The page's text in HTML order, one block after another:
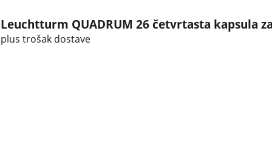
Leuchtturm QUADRUM 26 četvrtasta kapsula
plus trošak dostave